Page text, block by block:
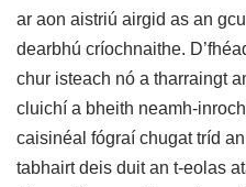
ar aon aistriú airgid as an
dearbhú críochnaithe.
chur isteach nó a tharraingt
cluichí a bheith neamh-
caisinéal fógraí chugat tríd
tabhairt deis duit an t-eolas